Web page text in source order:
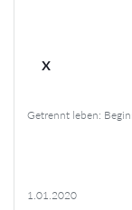
x
Getrennt leben:
1.01.2020